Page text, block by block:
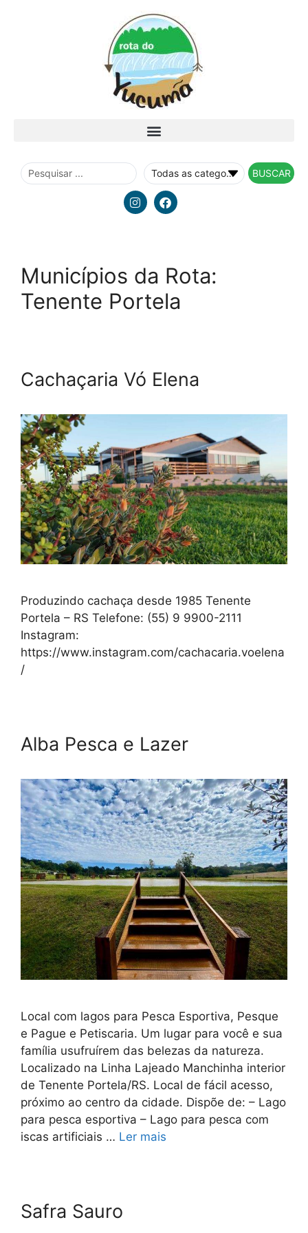
BUSCAR
Municípios da Rota:
Tenente Portela
Cachaçaria Vó Elena
Produzindo cachaça desde 1985 Tenente
Portela – RS Telefone: (55) 9 9900-2111
Instagram:
https://www.instagram.com/cachacaria.voelena
/
Alba Pesca e Lazer
Local com lagos para Pesca Esportiva, Pesque
e Pague e Petiscaria. Um lugar para você e sua
família usufruírem das belezas da natureza.
Localizado na Linha Lajeado Manchinha interior
de Tenente Portela/RS. Local de fácil acesso,
próximo ao centro da cidade. Dispõe de: – Lago
para pesca esportiva – Lago para pesca com
iscas artificiais … Ler mais
Safra Sauro